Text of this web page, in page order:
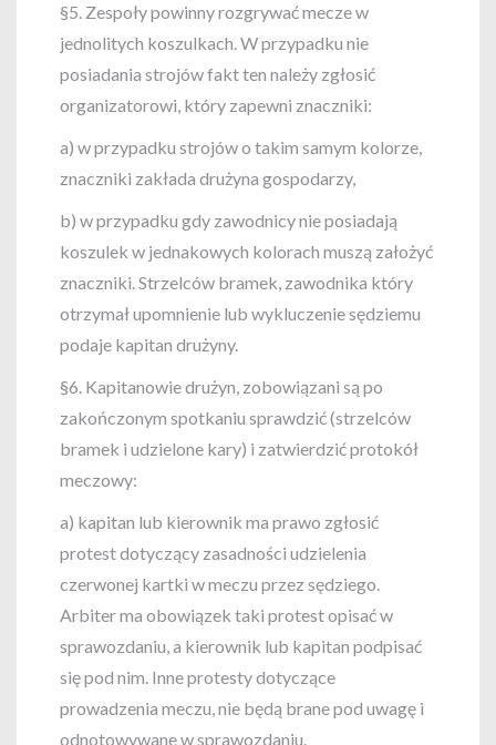
§5. Zespoły powinny rozgrywać mecze w
jednolitych koszulkach. W przypadku nie
posiadania strojów fakt ten należy zgłosić
organizatorowi, który zapewni znaczniki:
a) w przypadku strojów o takim samym kolorze,
znaczniki zakłada drużyna gospodarzy,
b) w przypadku gdy zawodnicy nie posiadają
koszulek w jednakowych kolorach muszą założyć
znaczniki. Strzelców bramek, zawodnika który
otrzymał upomnienie lub wykluczenie sędziemu
podaje kapitan drużyny.
§6. Kapitanowie drużyn, zobowiązani są po
zakończonym spotkaniu sprawdzić (strzelców
bramek i udzielone kary) i zatwierdzić protokół
meczowy:
a) kapitan lub kierownik ma prawo zgłosić
protest dotyczący zasadności udzielenia
czerwonej kartki w meczu przez sędziego.
Arbiter ma obowiązek taki protest opisać w
sprawozdaniu, a kierownik lub kapitan podpisać
się pod nim. Inne protesty dotyczące
prowadzenia meczu, nie będą brane pod uwagę i
odnotowywane w sprawozdaniu.